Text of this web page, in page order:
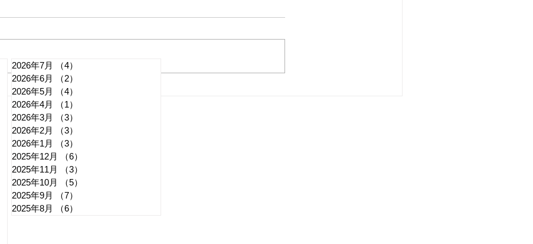
れいわ・山本太郎が代表辞
任 日本第一党・桜井誠と似
たような引退劇
事
2026年7月 （4）
2026年6月
（2）
2026年5月
（4）
2026年4月
（1）
2026年3月
（3）
2026年2月
（3）
2026年1月
（3）
2025年12月
（6）
2025年11月
（3）
2025年10月
（5）
2025年9月
（7）
2025年8月
（6）